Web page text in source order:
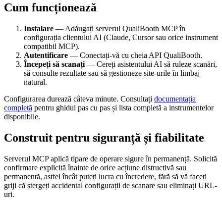
Cum funcționează
Instalare — Adăugați serverul QualiBooth MCP în
configurația clientului AI (Claude, Cursor sau orice instrument
compatibil MCP).
Autentificare — Conectați-vă cu cheia API QualiBooth.
Începeți să scanați — Cereți asistentului AI să ruleze scanări,
să consulte rezultate sau să gestioneze site-urile în limbaj
natural.
Configurarea durează câteva minute. Consultați documentația
completă pentru ghidul pas cu pas și lista completă a instrumentelor
disponibile.
Construit pentru siguranță și fiabilitate
Serverul MCP aplică tipare de operare sigure în permanență. Solicită
confirmare explicită înainte de orice acțiune distructivă sau
permanentă, astfel încât puteți lucra cu încredere, fără să vă faceți
griji că ștergeți accidental configurații de scanare sau eliminați URL-
uri.